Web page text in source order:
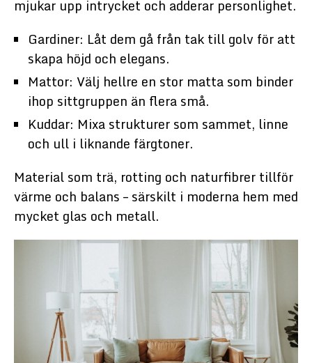
mjukar upp intrycket och adderar personlighet.
Gardiner: Låt dem gå från tak till golv för att
skapa höjd och elegans.
Mattor: Välj hellre en stor matta som binder
ihop sittgruppen än flera små.
Kuddar: Mixa strukturer som sammet, linne
och ull i liknande färgtoner.
Material som trä, rotting och naturfibrer tillför
värme och balans – särskilt i moderna hem med
mycket glas och metall.